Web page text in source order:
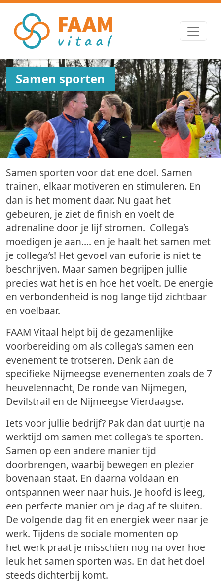
Samen sporten
Samen sporten voor dat ene doel. Samen
trainen, elkaar motiveren en stimuleren. En
dan is het moment daar. Nu gaat het
gebeuren, je ziet de finish en voelt de
adrenaline door je lijf stromen. Collega’s
moedigen je aan…. en je haalt het samen met
je collega’s! Het gevoel van euforie is niet te
beschrijven. Maar samen begrijpen jullie
precies wat het is en hoe het voelt. De energie
en verbondenheid is nog lange tijd zichtbaar
en voelbaar.
FAAM Vitaal helpt bij de gezamenlijke
voorbereiding om als collega’s samen een
evenement te trotseren. Denk aan de
specifieke Nijmeegse evenementen zoals de 7
heuvelennacht, De ronde van Nijmegen,
Devilstrail en de Nijmeegse Vierdaagse.
Iets voor jullie bedrijf? Pak dan dat uurtje na
werktijd om samen met collega’s te sporten.
Samen op een andere manier tijd
doorbrengen, waarbij bewegen en plezier
bovenaan staat. En daarna voldaan en
ontspannen weer naar huis. Je hoofd is leeg,
een perfecte manier om je dag af te sluiten.
De volgende dag fit en energiek weer naar je
werk. Tijdens de sociale momenten op
het werk praat je misschien nog na over hoe
leuk het samen sporten was. En dat het doel
steeds dichterbij komt.